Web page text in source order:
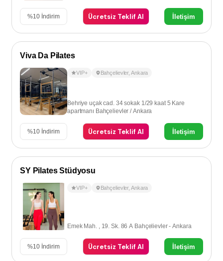
%10 İndirim Ücretsiz Teklif Al İletişim
Viva Da Pilates
VIP+ Bahçelievler,Ankara
Behriye uçak cad. 34 sokak 1/29 kaat 5 Kare
apartmanı Bahçelievler / Ankara
%10 İndirim Ücretsiz Teklif Al İletişim
SY Pilates Stüdyosu
VIP+ Bahçelievler,Ankara
Emek Mah. , 19. Sk. 86 A Bahçelievler - Ankara
%10 İndirim Ücretsiz Teklif Al İletişim